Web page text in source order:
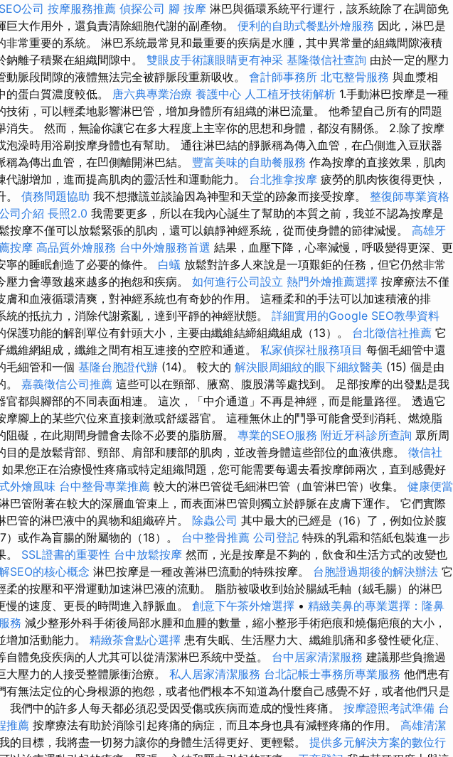
公司 按摩服務推薦 偵探公司 腳 按摩 淋巴與循環系統平行運行，該系統除了在調節免
巨大作用外，還負責清除細胞代謝的副產物。 便利的自助式餐點外燴服務 因此，淋巴是
非常重要的系統。 淋巴系統最常見和最重要的疾病是水腫，其中異常量的組織間隙液積
鈉離子積聚在組織間隙中。 雙眼皮手術讓眼睛更有神采 基隆徵信社查詢 由於一定的壓力
動脈段間隙的液體無法完全被靜脈段重新吸收。 會計師事務所 北屯整骨服務 與血漿相
的蛋白質濃度較低。 唐六典專業治療 養護中心 人工植牙技術解析 1.手動淋巴按摩是一種
技術，可以輕柔地影響淋巴管，增加身體所有組織的淋巴流量。 他希望自己所有的問題
消失。 然而，無論你讓它在多大程度上主宰你的思想和身體，都沒有關係。 2.除了按摩
泡澡時用浴刷按摩身體也有幫助。 通往淋巴結的靜脈稱為傳入血管，在凸側進入豆狀器
稱為傳出血管，在凹側離開淋巴結。 豐富美味的自助餐服務 作為按摩的直接效果，肌肉
代謝增加，進而提高肌肉的靈活性和運動能力。 台北推拿按摩 疲勞的肌肉恢復得更快，
。 債務問題協助 我不想撒謊並談論因為神聖和天堂的跡象而接受按摩。 整復師專業資格
司介紹 長照2.0 我需要更多，所以在我內心誕生了幫助的本質之前，我並不認為按摩是
按摩不僅可以放鬆緊張的肌肉，還可以鎮靜神經系統，從而使身體的節律減慢。 高雄牙
按摩 高品質外燴服務 台中外燴服務首選 結果，血壓下降，心率減慢，呼吸變得更深、更
寧的睡眠創造了必要的條件。 白蟻 放鬆對許多人來說是一項艱鉅的任務，但它仍然非常
壓力會導致越來越多的抱怨和疾病。 如何進行公司設立 熱門外燴推薦選擇 按摩療法不僅
膚和血液循環清爽，對神經系統也有奇妙的作用。 這種柔和的手法可以加速積液的排
統的抵抗力，消除代謝紊亂，達到平靜的神經狀態。 詳細實用的Google SEO教學資料
保護功能的解剖單位有針頭大小，主要由纖維結締組織組成（13）。 台北徵信社推薦 它
纖維網組成，纖維之間有相互連接的空腔和通道。 私家偵探社服務項目 每個毛細管中還
毛細管和一個 基隆台胞證代辦 (14)。 較大的 解決眼周細紋的眼下細紋醫美 (15) 個是由
。 嘉義徵信公司推薦 這些可以在頸部、腋窩、腹股溝等處找到。 足部按摩的出發點是我
官都與腳部的不同表面相連。 這次，「中介通道」不再是神經，而是能量路徑。 透過它
摩腳上的某些穴位來直接刺激或舒緩器官。 這種無休止的鬥爭可能會受到消耗、燃燒脂
阻礙，在此期間身體會去除不必要的脂肪層。 專業的SEO服務 附近牙科診所查詢 眾所周
目的是放鬆背部、頸部、肩部和腰部的肌肉，並改善身體這些部位的血液供應。 徵信社
如果您正在治療慢性疼痛或特定組織問題，您可能需要每週去看按摩師兩次，直到感覺好
外燴風味 台中整骨專業推薦 較大的淋巴管從毛細淋巴管（血管淋巴管）收集。 健康便當
巴管附著在較大的深層血管束上，而表面淋巴管則獨立於靜脈在皮膚下運作。 它們實際
巴管的淋巴液中的異物和組織碎片。 除蟲公司 其中最大的已經是（16）了，例如位於腹
）或作為盲腸的附屬物的（18）。 台中整骨推薦 公司登記 特殊的乳霜和箔紙包裝進一步
。 SSL證書的重要性 台中放鬆按摩 然而，光是按摩是不夠的，飲食和生活方式的改變也
SEO的核心概念 淋巴按摩是一種改善淋巴流動的特殊按摩。 台胞證過期後的解決辦法 它
柔的按壓和平滑運動加速淋巴液的流動。 脂肪被吸收到始於腸絨毛軸（絨毛腸）的淋巴
慢的速度、更長的時間進入靜脈血。 創意下午茶外燴選擇 • 精緻美鼻的專業選擇：隆鼻
務 減少整形外科手術後局部水腫和血腫的數量，縮小整形手術疤痕和燒傷疤痕的大小，
增加活動能力。 精緻茶會點心選擇 患有失眠、生活壓力大、纖維肌痛和多發性硬化症、
自體免疫疾病的人尤其可以從清潔淋巴系統中受益。 台中居家清潔服務 建議那些負擔過
大壓力的人接受整體脈衝治療。 私人居家清潔服務 台北記帳士事務所專業服務 他們患有
有無法定位的心身根源的抱怨，或者他們根本不知道為什麼自己感覺不好，或者他們只是
我們中的許多人每天都必須忍受因受傷或疾病而造成的慢性疼痛。 按摩證照考試準備 台
推薦 按摩療法有助於消除引起疼痛的病症，而且本身也具有減輕疼痛的作用。 高雄清潔
的目標，我將盡一切努力讓你的身體生活得更好、更輕鬆。 提供多元解決方案的數位行